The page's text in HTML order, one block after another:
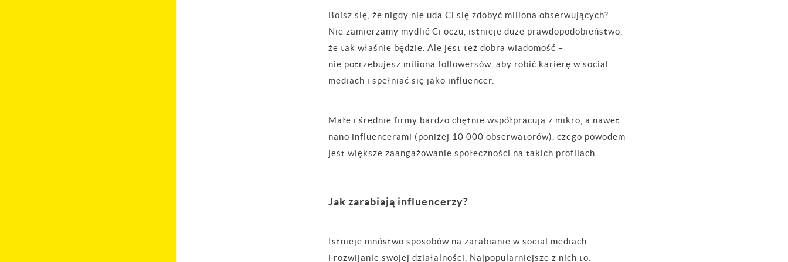
Boisz się, że nigdy nie uda Ci się zdobyć miliona obserwujących?
Nie zamierzamy mydlić Ci oczu, istnieje duże prawdopodobieństwo,
że tak właśnie będzie. Ale jest też dobra wiadomość –
nie potrzebujesz miliona followersów, aby robić karierę w social
mediach i spełniać się jako influencer.
Małe i średnie firmy bardzo chętnie współpracują z mikro, a nawet
nano influencerami (poniżej 10 000 obserwatorów), czego powodem
jest większe zaangażowanie społeczności na takich profilach.
Jak zarabiają influencerzy?
Istnieje mnóstwo sposobów na zarabianie w social mediach
i rozwijanie swojej działalności. Najpopularniejsze z nich to: